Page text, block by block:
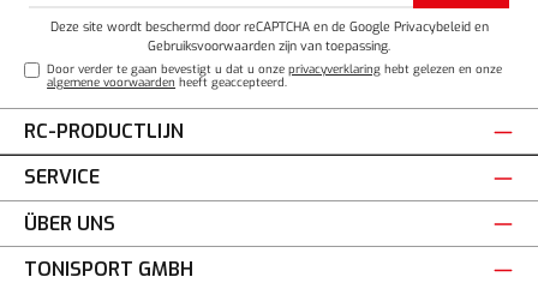
Deze site wordt beschermd door reCAPTCHA en de Google Privacybeleiden
Gebruiksvoorwaarden zijn van toepassing.
Door verder te gaan bevestigt u dat u onzeprivacyverklaring hebt gelezen en onze
algemene voorwaarden heeft geaccepteerd.
RC-PRODUCTLIJN
SERVICE
ÜBER UNS
TONISPORT GMBH